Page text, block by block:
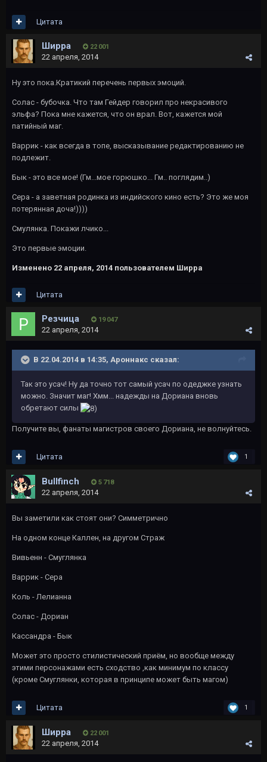
Цитата
Ширра 22 001
22 апреля, 2014
Ну это пока.Кратикий перечень первых эмоций.
Солас - бубочка. Что там Гейдер говорил про некрасивого
эльфа? Пока мне кажется, что он врал. Вот, кажется мой
патийный маг.
Варрик - как всегда в топе, высказывание редактированию не
подлежит.
Бык - это все мое! (Гм...мое горюшко... Гм.. поглядим..)
Сера - а заветная родинка из индийского кино есть? Это же моя
потерянная доча!))))
Смулянка. Покажи лчико...
Это первые эмоции.
Изменено 22 апреля, 2014 пользователем Ширра
Цитата
Резчица 19 047
22 апреля, 2014
В 22.04.2014 в 14:35, Ароннакс сказал:
Так это усач! Ну да точно тот самый усач по одеджке узнать
можно. Значит маг! Хмм... надежды на Дориана вновь
обретают силы
Получите вы, фанаты магистров своего Дориана, не волнуйтесь.
1
Цитата
Bullfinch 5 718
22 апреля, 2014
Вы заметили как стоят они? Симметрично
На одном конце Каллен, на другом Страж
Вивьенн - Смуглянка
Варрик - Сера
Коль - Лелианна
Солас - Дориан
Кассандра - Бык
Может это просто стилистический приём, но вообще между
этими персонажами есть сходство ,как минимум по классу
(кроме Смуглянки, которая в принципе может быть магом)
1
Цитата
Ширра 22 001
22 апреля, 2014